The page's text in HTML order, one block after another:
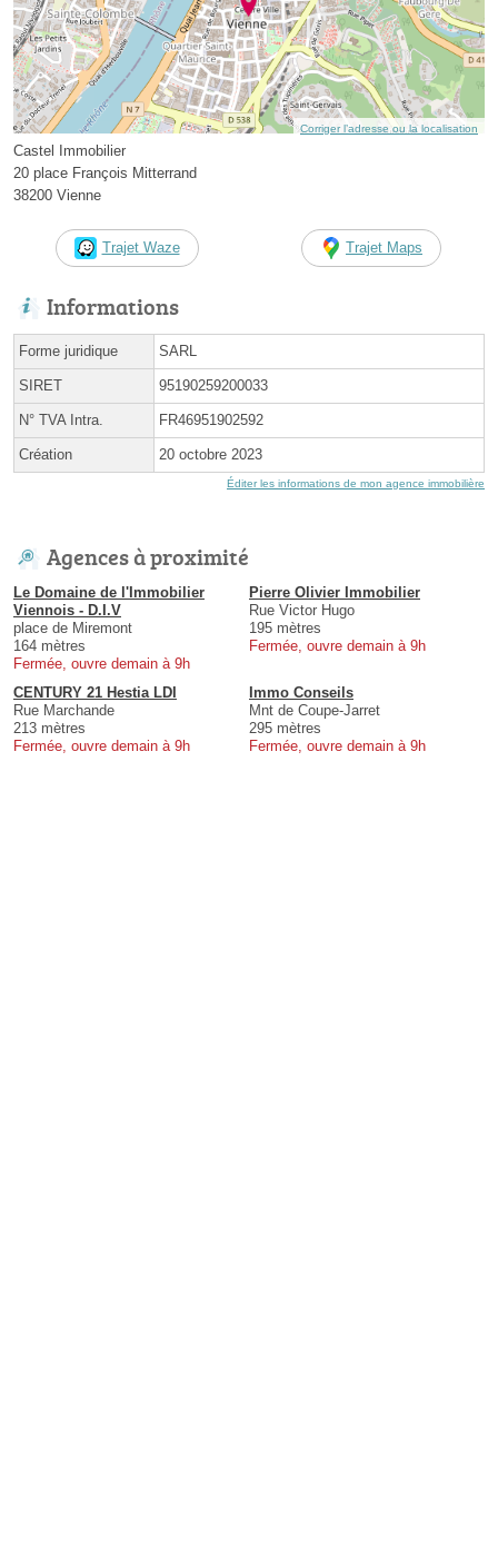
Corriger l’adresse ou la localisation
Castel Immobilier
20 place François Mitterrand
38200 Vienne
Trajet Waze Trajet Maps
Informations
Forme juridique SARL
SIRET 95190259200033
N° TVA Intra. FR46951902592
Création 20 octobre 2023
Éditer les informations de mon agence immobilière
Agences à proximité
Le Domaine de l'Immobilier
Viennois - D.I.V
place de Miremont
164 mètres
Fermée, ouvre demain à 9h
Pierre Olivier Immobilier
Rue Victor Hugo
195 mètres
Fermée, ouvre demain à 9h
CENTURY 21 Hestia LDI
Rue Marchande
213 mètres
Fermée, ouvre demain à 9h
Immo Conseils
Mnt de Coupe-Jarret
295 mètres
Fermée, ouvre demain à 9h